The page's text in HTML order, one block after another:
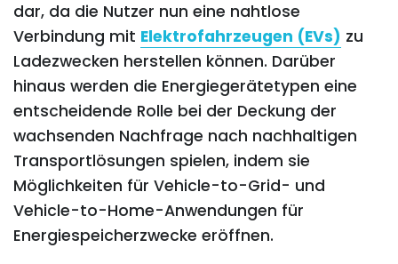
dar, da die Nutzer nun eine nahtlose
Verbindung mit Elektrofahrzeugen (EVs) zu
Ladezwecken herstellen können. Darüber
hinaus werden die Energiegerätetypen eine
entscheidende Rolle bei der Deckung der
wachsenden Nachfrage nach nachhaltigen
Transportlösungen spielen, indem sie
Möglichkeiten für Vehicle-to-Grid- und
Vehicle-to-Home-Anwendungen für
Energiespeicherzwecke eröffnen.